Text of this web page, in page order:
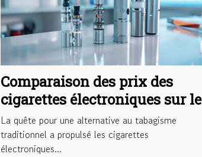
Comparaison des prix des
cigarettes électroniques sur le
marché
La quête pour une alternative au tabagisme
traditionnel a propulsé les cigarettes
électroniques...